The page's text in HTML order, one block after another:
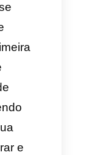
conta do
API, obter
como a
de
em uma